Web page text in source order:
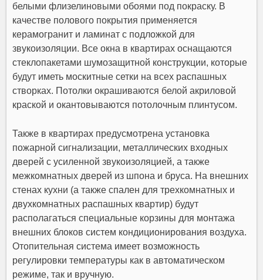
белыми флизелиновыми обоями под покраску. В
качестве полового покрытия применяется
керамогранит и ламинат с подложкой для
звукоизоляции. Все окна в квартирах оснащаются
стеклопакетами шумозащитной конструкции, которые
будут иметь москитные сетки на всех распашных
створках. Потолки окрашиваются белой акриловой
краской и окантовываются потолочным плинтусом.
Также в квартирах предусмотрена установка
пожарной сигнализации, металлических входных
дверей с усиленной звукоизоляцией, а также
межкомнатных дверей из шпона и бруса. На внешних
стенах кухни (а также спален для трехкомнатных и
двухкомнатных распашных квартир) будут
располагаться специальные корзины для монтажа
внешних блоков систем кондиционирования воздуха.
Отопительная система имеет возможность
регулировки температуры как в автоматическом
режиме, так и вручную.